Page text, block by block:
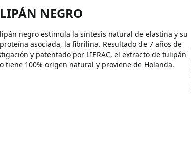
NEGRO
negro estimula la síntesis natural de elastina y su
asociada, la fibrilina. Resultado de 7 años de
y patentado por LIERAC, el extracto de tulipán
tiene 100% origen natural y proviene de Holanda.